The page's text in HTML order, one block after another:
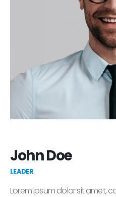
John Doe
LEADER
Lorem ipsum dolor sit amet,